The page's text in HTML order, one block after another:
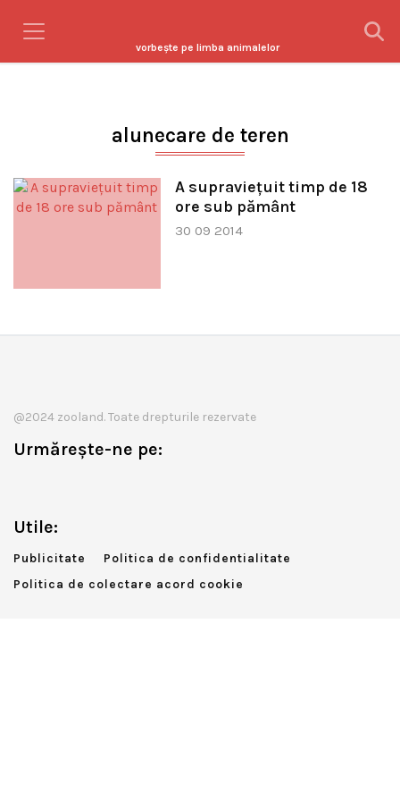
vorbeşte pe limba animalelor
alunecare de teren
A supravieţuit timp de 18
ore sub pământ
30 09 2014
@2024 zooland. Toate drepturile rezervate
Urmărește-ne pe:
Utile:
Publicitate
Politica de confidentialitate
Politica de colectare acord cookie